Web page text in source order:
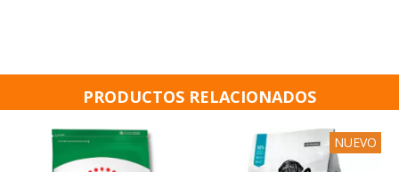
PRODUCTOS RELACIONADOS
NUEVO